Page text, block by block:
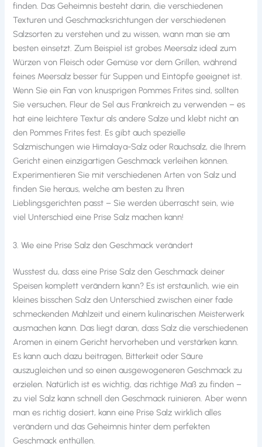
finden. Das Geheimnis besteht darin, die verschiedenen
Texturen und Geschmacksrichtungen der verschiedenen
Salzsorten zu verstehen und zu wissen, wann man sie am
besten einsetzt. Zum Beispiel ist grobes Meersalz ideal zum
Würzen von Fleisch oder Gemüse vor dem Grillen, während
feines Meersalz besser für Suppen und Eintöpfe geeignet ist.
Wenn Sie ein Fan von knusprigen Pommes Frites sind, sollten
Sie versuchen, Fleur de Sel aus Frankreich zu verwenden – es
hat eine leichtere Textur als andere Salze und klebt nicht an
den Pommes Frites fest. Es gibt auch spezielle
Salzmischungen wie Himalaya-Salz oder Rauchsalz, die Ihrem
Gericht einen einzigartigen Geschmack verleihen können.
Experimentieren Sie mit verschiedenen Arten von Salz und
finden Sie heraus, welche am besten zu Ihren
Lieblingsgerichten passt – Sie werden überrascht sein, wie
viel Unterschied eine Prise Salz machen kann!
3. Wie eine Prise Salz den Geschmack verändert
Wusstest du, dass eine Prise Salz den Geschmack deiner
Speisen komplett verändern kann? Es ist erstaunlich, wie ein
kleines bisschen Salz den Unterschied zwischen einer fade
schmeckenden Mahlzeit und einem kulinarischen Meisterwerk
ausmachen kann. Das liegt daran, dass Salz die verschiedenen
Aromen in einem Gericht hervorheben und verstärken kann.
Es kann auch dazu beitragen, Bitterkeit oder Säure
auszugleichen und so einen ausgewogeneren Geschmack zu
erzielen. Natürlich ist es wichtig, das richtige Maß zu finden –
zu viel Salz kann schnell den Geschmack ruinieren. Aber wenn
man es richtig dosiert, kann eine Prise Salz wirklich alles
verändern und das Geheimnis hinter dem perfekten
Geschmack enthüllen.